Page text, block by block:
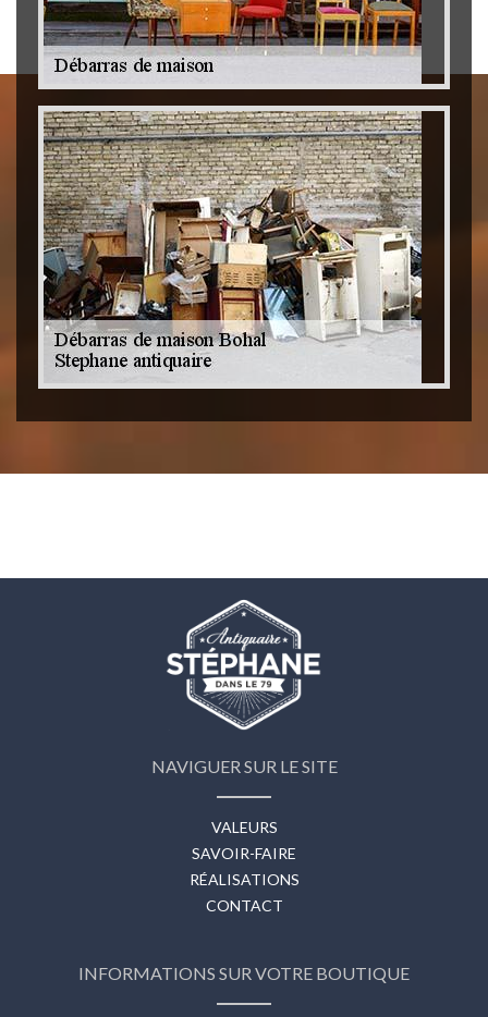
Achat antiquité 79
NAVIGUER SUR LE SITE
VALEURS
SAVOIR-FAIRE
RÉALISATIONS
CONTACT
INFORMATIONS SUR VOTRE BOUTIQUE